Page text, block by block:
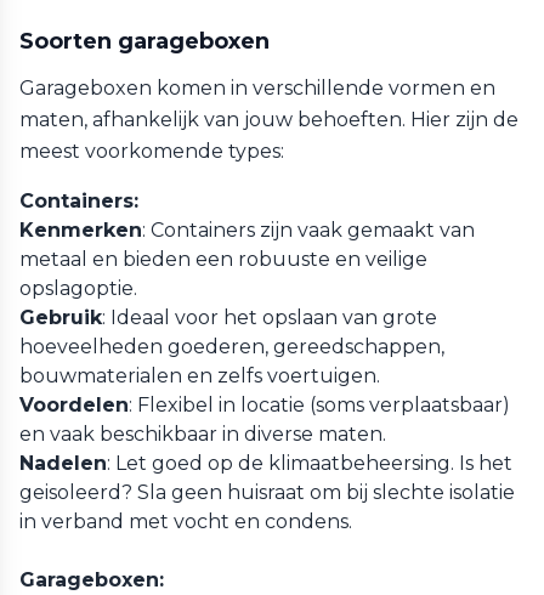
Soorten garageboxen
Garageboxen komen in verschillende vormen en
maten, afhankelijk van jouw behoeften. Hier zijn de
meest voorkomende types:
Containers:
Kenmerken: Containers zijn vaak gemaakt van
metaal en bieden een robuuste en veilige
opslagoptie.
Gebruik: Ideaal voor het opslaan van grote
hoeveelheden goederen, gereedschappen,
bouwmaterialen en zelfs voertuigen.
Voordelen: Flexibel in locatie (soms verplaatsbaar)
en vaak beschikbaar in diverse maten.
Nadelen: Let goed op de klimaatbeheersing. Is het
geisoleerd? Sla geen huisraat om bij slechte isolatie
in verband met vocht en condens.
Garageboxen: